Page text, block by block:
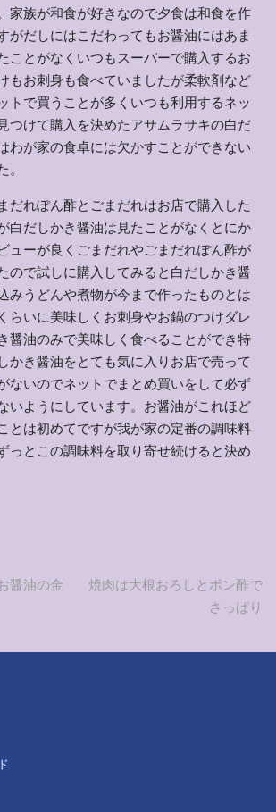
家族が和食が好きなので夕食は和食を作
がだしにはこだわってもお醤油にはあま
ことがなくいつもスーパーで購入するお
もお刺身も食べていましたが柔軟剤など
トで買うことが多くいつも利用するネッ
つけて購入を決めたアサムラサキの白だ
わが家の食卓には欠かすことができない
。
だれぽん酢とごまだれはお店で購入した
白だしかき醤油は見たことがなくとにか
ューが良くごまだれやごまだれぽん酢が
ので試しに購入してみると白だしかき醤
みうどんや煮物が今まで作ったものとは
らいに美味しくお刺身やお鍋のつけダレ
醤油のみで美味しく食べることができ特
かき醤油をとても気に入りお店で売って
ないのでネットでまとめ買いをして必ず
いようにしています。お醤油がこれほど
とは初めてですが我が家の定番の調味料
っとこの調味料を取り寄せ続けると決め
醤油の金
焼肉は大根おろしとポン酢で
さっぱり